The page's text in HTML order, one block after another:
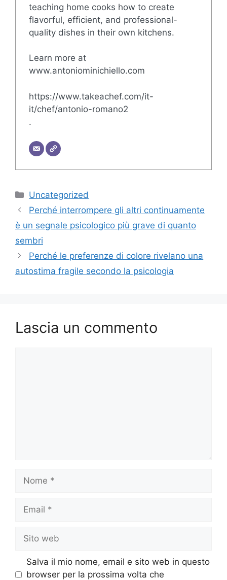
teaching home cooks how to create
flavorful, efficient, and professional-
quality dishes in their own kitchens.
Learn more at
www.antoniominichiello.com
https://www.takeachef.com/it-
it/chef/antonio-romano2
.
Categorie
Uncategorized
Perché interrompere gli altri continuamente
è un segnale psicologico più grave di quanto
sembri
Perché le preferenze di colore rivelano una
autostima fragile secondo la psicologia
Lascia un commento
web
Salva il mio nome, email e sito web in questo
browser per la prossima volta che